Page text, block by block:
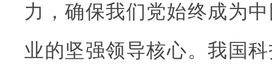
力，确保我们党始终成为
业的坚强领导核心。我国